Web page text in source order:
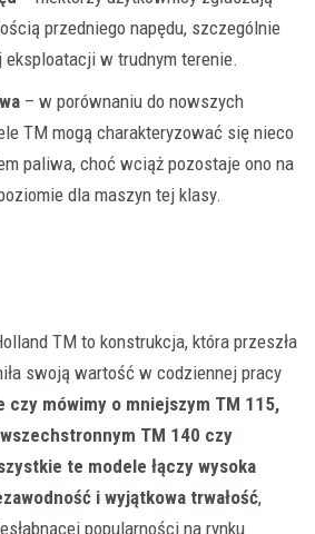
przedniego napędu, szczególnie
w trudnym terenie.
– w porównaniu do nowszych
TM mogą charakteryzować się nieco
paliwa, choć wciąż pozostaje ono na
dla maszyn tej klasy.
TM to konstrukcja, która przeszła
swoją wartość w codziennej pracy
czy mówimy o mniejszym TM 115,
TM 140 czy
te modele łączy wysoka
i wyjątkowa trwałość,
popularności na rynku